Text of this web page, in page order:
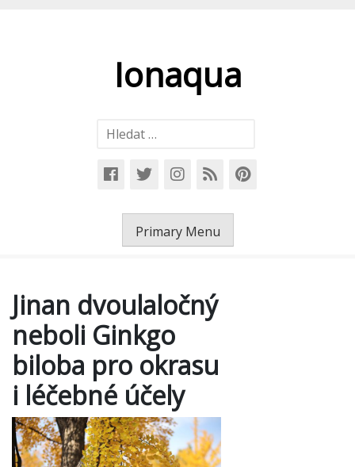
Ionaqua
Vyhledávání
Primary Menu
Jinan dvoulaločný
neboli Ginkgo
biloba pro okrasu
i léčebné účely